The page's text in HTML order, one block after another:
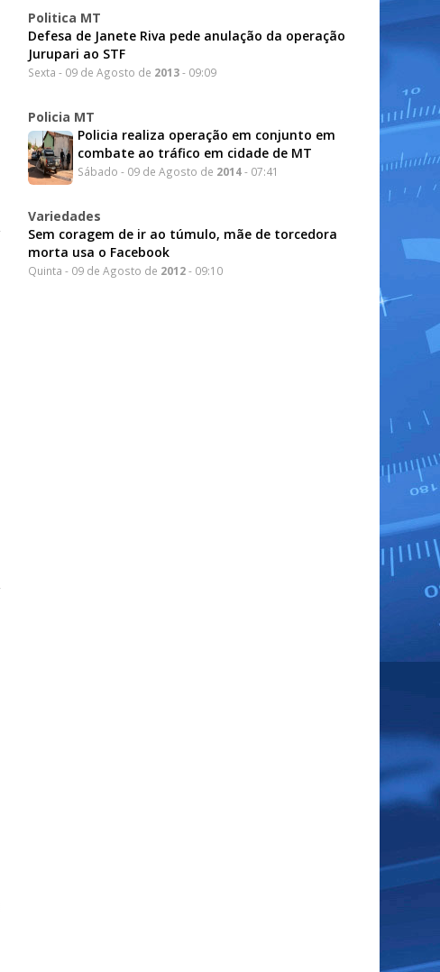
Politica MT
Defesa de Janete Riva pede anulação da operação
Jurupari ao STF
Sexta - 09 de Agosto de 2013- 09:09
Policia MT
Policia realiza operação em conjunto em
combate ao tráfico em cidade de MT
Sábado - 09 de Agosto de 2014- 07:41
Variedades
Sem coragem de ir ao túmulo, mãe de torcedora
morta usa o Facebook
Quinta - 09 de Agosto de 2012- 09:10